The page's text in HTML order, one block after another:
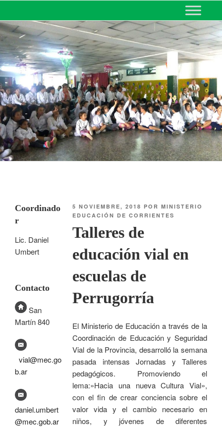
MINISTERIO DE EDUCACIÓN
DE CORRIENTES
5 NOVIEMBRE, 2018 PORMINISTERIO
EDUCACIÓN DE CORRIENTES
Talleres de
educación vial en
escuelas de
Perrugorría
El Ministerio de Educación a través de la
Coordinación de Educación y Seguridad
Vial de la Provincia, desarrolló la semana
pasada intensas Jornadas y Talleres
pedagógicos. Promoviendo el
lema:»Hacia una nueva Cultura Vial»,
con el fin de crear conciencia sobre el
valor vida y el cambio necesario en
niños, y jóvenes de diferentes
Coordinado
r
Lic. Daniel
Umbert
Contacto
San
Martín 840
vial@mec.go
b.ar
daniel.umbert
@mec.gob.ar